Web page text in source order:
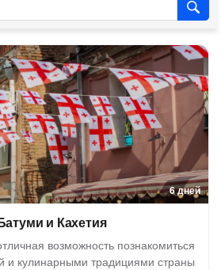
6 дней
и Кахетия
возможность познакомиться
и кулинарными традициями страны